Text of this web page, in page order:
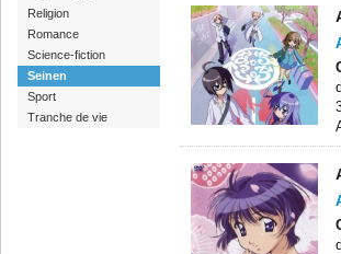
Religion
Romance
Science-fiction
Seinen
Sport
Tranche de vie